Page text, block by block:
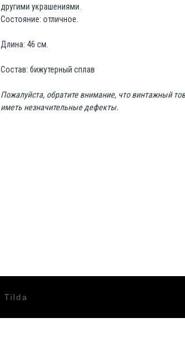
другими украшениями.
Состояние: отличное.
Длина: 46 см.
Состав: бижутерный сплав
Пожалуйста, обратите внимание, что винтажный
иметь незначительные дефекты.
Tilda